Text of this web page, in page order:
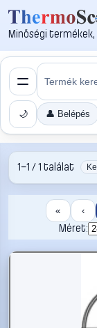
Minőségi termékek,
🌙 👤 Belépés
1–1 / 1 találat
« ‹
Méret: